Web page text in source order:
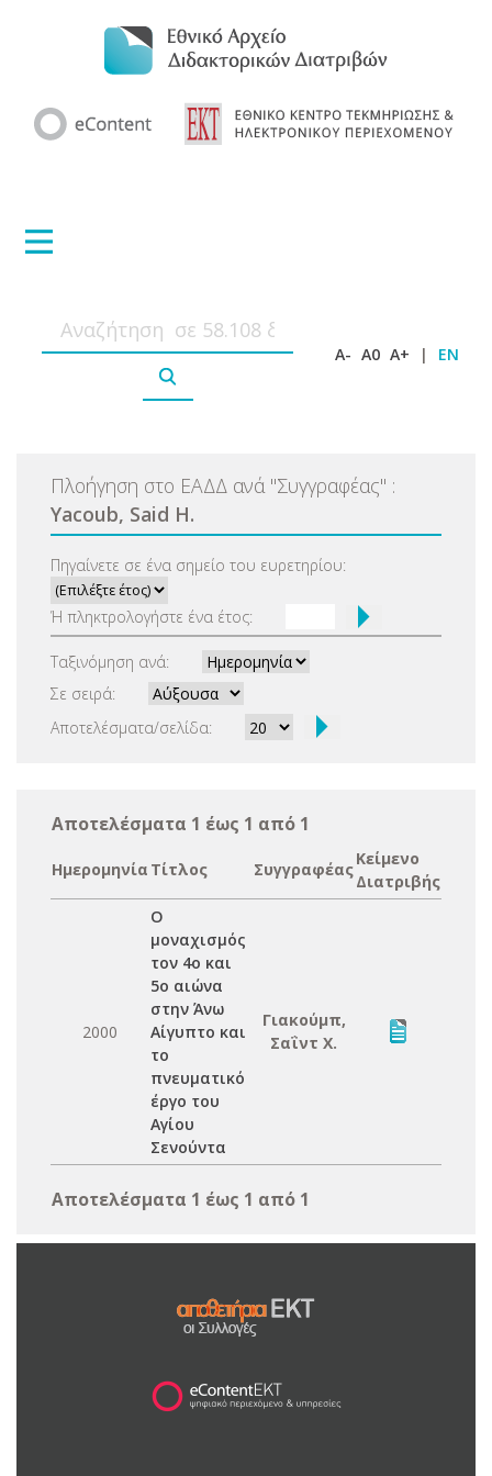
A- A0 A+ | EN
Πλοήγηση στο ΕΑΔΔ ανά "Συγγραφέας" :
Yacoub, Said H.
Πηγαίνετε σε ένα σημείο του ευρετηρίου:
Ή πληκτρολογήστε ένα έτος:
Ταξινόμηση ανά:
Σε σειρά:
Αποτελέσματα/σελίδα:
Αποτελέσματα 1 έως 1 από 1
Ημερομηνία Τίτλος Συγγραφέας
Κείμενο
Διατριβής
2000
Ο
μοναχισμός
τον 4ο και
5ο αιώνα
στην Άνω
Αίγυπτο και
το
πνευματικό
έργο του
Αγίου
Σενούντα
Γιακούμπ,
Σαΐντ Χ.
Αποτελέσματα 1 έως 1 από 1